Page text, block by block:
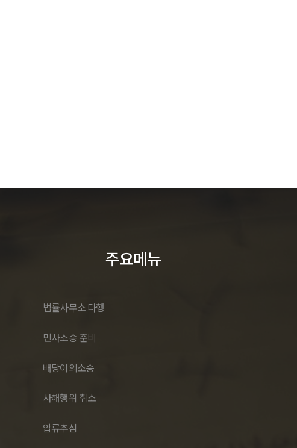
주요메뉴
법률사무소 다행
민사소송 준비
배당이의소송
사해행위 취소
압류추심